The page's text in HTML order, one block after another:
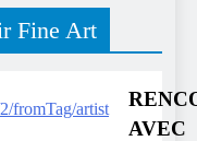
Fine Art
AVEC